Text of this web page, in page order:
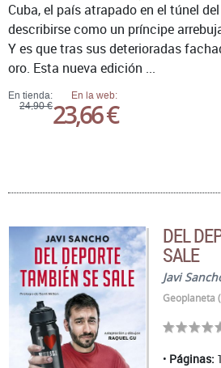
En tienda:
24,90 €
En la web:
23,66 €
Cuba, el país atrapado en el túnel
describirse como un príncipe
Y es que tras sus deterioradas
oro. Esta nueva edición ...
DEL
SALE
Javi
Geoplaneta
Páginas: